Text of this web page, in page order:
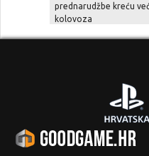
prednarudžbe kreću već
kolovoza